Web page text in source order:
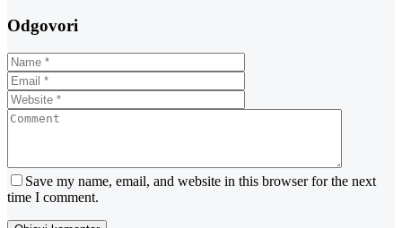
Odgovori
Save my name, email, and website in this browser for the next
time I comment.